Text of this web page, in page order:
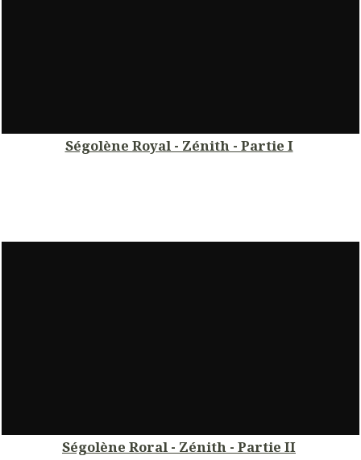
Ségolène Royal - Zénith - Partie I
Ségolène Roral - Zénith - Partie II